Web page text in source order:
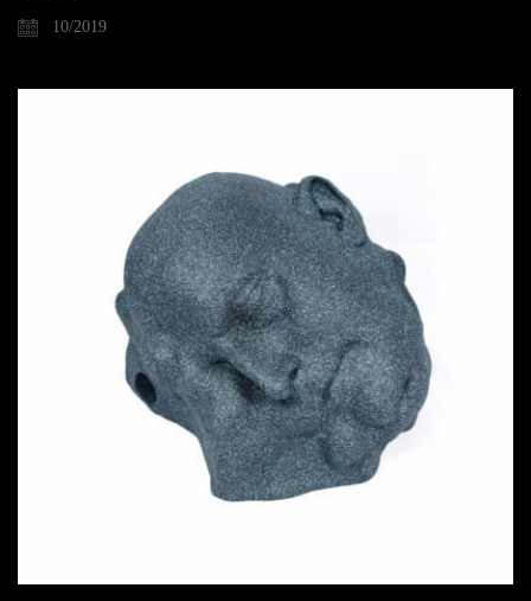
10/2019